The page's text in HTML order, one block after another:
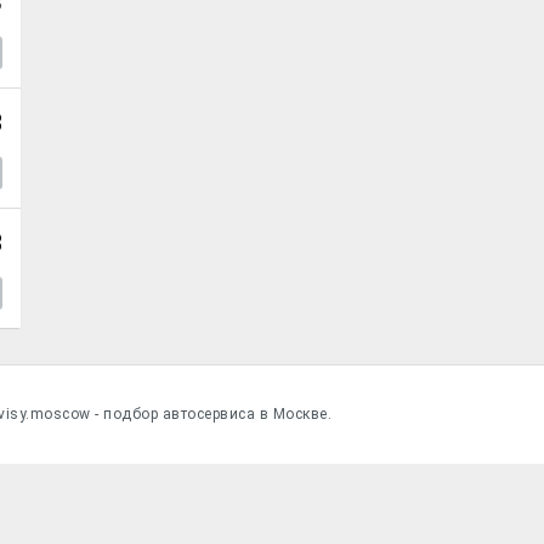
- подбор автосервиса в Москве.